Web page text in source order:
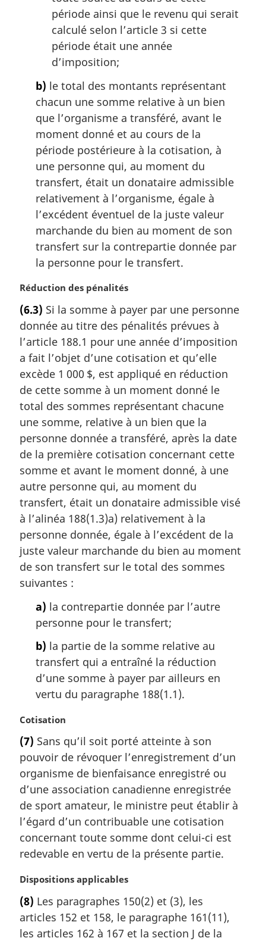
période ainsi que le revenu qui serait
calculé selon l’article 3 si cette
période était une année
d’imposition;
b) le total des montants représentant
chacun une somme relative à un bien
que l’organisme a transféré, avant le
moment donné et au cours de la
période postérieure à la cotisation, à
une personne qui, au moment du
transfert, était un donataire admissible
relativement à l’organisme, égale à
l’excédent éventuel de la juste valeur
marchande du bien au moment de son
transfert sur la contrepartie donnée par
la personne pour le transfert.
N
t
e
m
a
g
i
n
a
e
:
Réduction des pénalités
(6.3) Si la somme à payer par une personne
donnée au titre des pénalités prévues à
l’article 188.1 pour une année d’imposition
a fait l’objet d’une cotisation et qu’elle
excède 1 000 $, est appliqué en réduction
de cette somme à un moment donné le
total des sommes représentant chacune
une somme, relative à un bien que la
personne donnée a transféré, après la date
de la première cotisation concernant cette
somme et avant le moment donné, à une
autre personne qui, au moment du
transfert, était un donataire admissible visé
à l’alinéa 188(1.3)a) relativement à la
personne donnée, égale à l’excédent de la
juste valeur marchande du bien au moment
de son transfert sur le total des sommes
suivantes :
a) la contrepartie donnée par l’autre
personne pour le transfert;
b) la partie de la somme relative au
transfert qui a entraîné la réduction
d’une somme à payer par ailleurs en
vertu du paragraphe 188(1.1).
N
t
e
m
a
g
i
n
a
e
Cotisation
(7) Sans qu’il soit porté atteinte à son
pouvoir de révoquer l’enregistrement d’un
organisme de bienfaisance enregistré ou
d’une association canadienne enregistrée
de sport amateur, le ministre peut établir à
l’égard d’un contribuable une cotisation
concernant toute somme dont celui-ci est
redevable en vertu de la présente partie.
N
t
e
m
Dispositions applicables
(8) Les paragraphes 150(2) et (3), les
articles 152 et 158, le paragraphe 161(11),
les articles 162 à 167 et la section J de la